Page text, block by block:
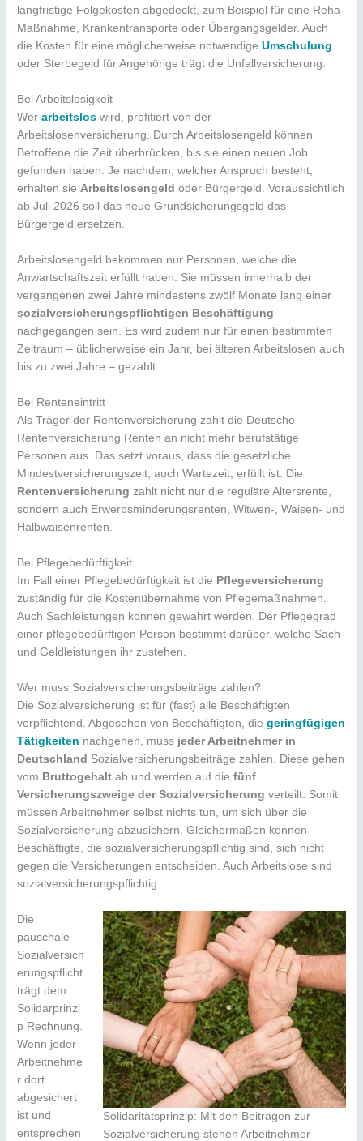
langfristige Folgekosten abgedeckt, zum Beispiel für eine Reha-
Maßnahme, Krankentransporte oder Übergangsgelder. Auch
die Kosten für eine möglicherweise notwendigeUmschulung
oder Sterbegeld für Angehörige trägt die Unfallversicherung.
Bei Arbeitslosigkeit
Werarbeitslos wird, profitiert von der
Arbeitslosenversicherung. Durch Arbeitslosengeld können
Betroffene die Zeit überbrücken, bis sie einen neuen Job
gefunden haben. Je nachdem, welcher Anspruch besteht,
erhalten sieArbeitslosengeldoder Bürgergeld. Voraussichtlich
ab Juli 2026 soll das neue Grundsicherungsgeld das
Bürgergeld ersetzen.
Arbeitslosengeld bekommen nur Personen, welche die
Anwartschaftszeit erfüllt haben. Sie müssen innerhalb der
vergangenen zwei Jahre mindestens zwölf Monate lang einer
sozialversicherungspflichtigen Beschäftigung
nachgegangen sein. Es wird zudem nur für einen bestimmten
Zeitraum – üblicherweise ein Jahr, bei älteren Arbeitslosen auch
bis zu zwei Jahre – gezahlt.
Bei Renteneintritt
Als Träger der Rentenversicherung zahlt die Deutsche
Rentenversicherung Renten an nicht mehr berufstätige
Personen aus. Das setzt voraus, dass die gesetzliche
Mindestversicherungszeit, auch Wartezeit, erfüllt ist. Die
Rentenversicherung zahlt nicht nur die reguläre Altersrente,
sondern auch Erwerbsminderungsrenten, Witwen-, Waisen- und
Halbwaisenrenten.
Bei Pflegebedürftigkeit
Im Fall einer Pflegebedürftigkeit ist die Pflegeversicherung
zuständig für die Kostenübernahme von Pflegemaßnahmen.
Auch Sachleistungen können gewährt werden. Der Pflegegrad
einer pflegebedürftigen Person bestimmt darüber, welche Sach-
und Geldleistungen ihr zustehen.
Wer muss Sozialversicherungsbeiträge zahlen?
Die Sozialversicherung ist für (fast) alle Beschäftigten
verpflichtend. Abgesehen von Beschäftigten, diegeringfügigen
Tätigkeiten nachgehen, muss jeder Arbeitnehmer in
Deutschland Sozialversicherungsbeiträge zahlen. Diese gehen
vom Bruttogehalt ab und werden auf diefünf
Versicherungszweige der Sozialversicherung verteilt. Somit
müssen Arbeitnehmer selbst nichts tun, um sich über die
Sozialversicherung abzusichern. Gleichermaßen können
Beschäftigte, die sozialversicherungspflichtig sind, sich nicht
gegen die Versicherungen entscheiden. Auch Arbeitslose sind
sozialversicherungspflichtig.
Solidaritätsprinzip: Mit den Beiträgen zur
Sozialversicherung stehen Arbeitnehmer
Die
pauschale
Sozialversich
erungspflicht
trägt dem
Solidarprinzi
p Rechnung.
Wenn jeder
Arbeitnehme
r dort
abgesichert
ist und
entsprechen